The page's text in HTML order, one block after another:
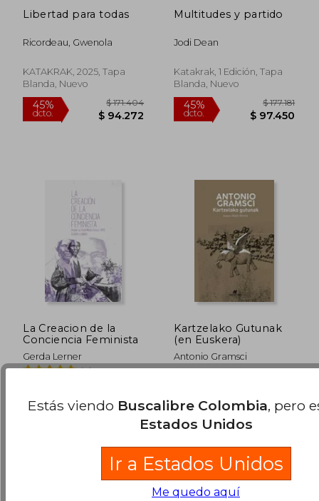
45% 45%
dcto. $ 81.671 dcto. $
Libertad para todas
Ricordeau, Gwenola
KATAKRAK, 2025, Tapa
Blanda, Nuevo
Multitudes y partido
Jodi Dean
Katakrak, 1 Edición, Tapa
Blanda, Nuevo
La Creacion de la
Conciencia Feminista
Gerda Lerner
(3)
Kartzelako Gutunak
(en Euskera)
Antonio Gramsci
Tapa Blanda, Nuevo
Estás viendo Buscalibre Colombia, pero
Estados Unidos
Ir a Estados Unidos
Me quedo aquí